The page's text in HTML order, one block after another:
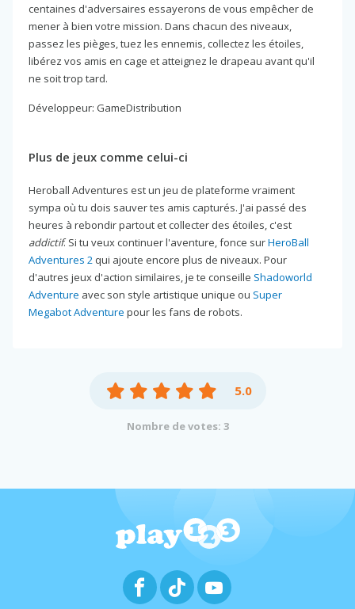
centaines d'adversaires essayerons de vous empêcher de
mener à bien votre mission. Dans chacun des niveaux,
passez les pièges, tuez les ennemis, collectez les étoiles,
libérez vos amis en cage et atteignez le drapeau avant qu'il
ne soit trop tard.
Développeur: GameDistribution
Plus de jeux comme celui-ci
Heroball Adventures est un jeu de plateforme vraiment
sympa où tu dois sauver tes amis capturés. J'ai passé des
heures à rebondir partout et collecter des étoiles, c'est
addictif. Si tu veux continuer l'aventure, fonce surHeroBall
Adventures 2 qui ajoute encore plus de niveaux. Pour
d'autres jeux d'action similaires, je te conseille Shadoworld
Adventure avec son style artistique unique ou Super
Megabot Adventure pour les fans de robots.
5.0
Nombre de votes: 3